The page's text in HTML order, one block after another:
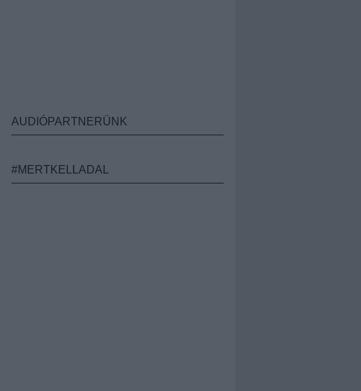
AUDIÓPARTNERÜNK
#MERTKELLADAL